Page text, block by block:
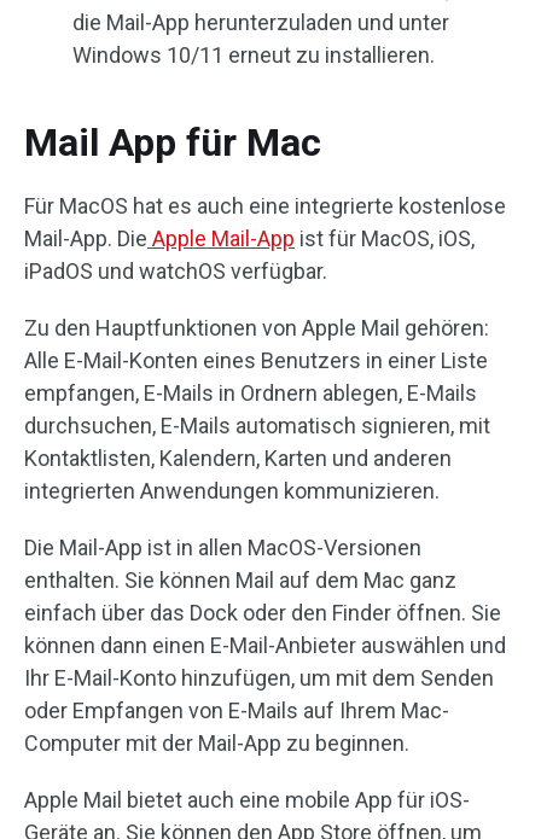
die Mail-App herunterzuladen und unter
Windows 10/11 erneut zu installieren.
Mail App für Mac
Für MacOS hat es auch eine integrierte kostenlose
Mail-App. Die Apple Mail-App ist für MacOS, iOS,
iPadOS und watchOS verfügbar.
Zu den Hauptfunktionen von Apple Mail gehören:
Alle E-Mail-Konten eines Benutzers in einer Liste
empfangen, E-Mails in Ordnern ablegen, E-Mails
durchsuchen, E-Mails automatisch signieren, mit
Kontaktlisten, Kalendern, Karten und anderen
integrierten Anwendungen kommunizieren.
Die Mail-App ist in allen MacOS-Versionen
enthalten. Sie können Mail auf dem Mac ganz
einfach über das Dock oder den Finder öffnen. Sie
können dann einen E-Mail-Anbieter auswählen und
Ihr E-Mail-Konto hinzufügen, um mit dem Senden
oder Empfangen von E-Mails auf Ihrem Mac-
Computer mit der Mail-App zu beginnen.
Apple Mail bietet auch eine mobile App für iOS-
Geräte an. Sie können den App Store öffnen, um